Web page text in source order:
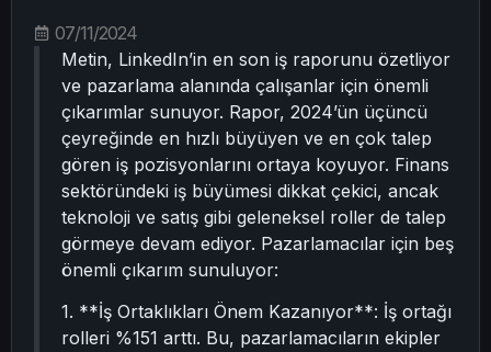
07/11/2024
Metin, LinkedIn’in en son iş raporunu özetliyor
ve pazarlama alanında çalışanlar için önemli
çıkarımlar sunuyor. Rapor, 2024’ün üçüncü
çeyreğinde en hızlı büyüyen ve en çok talep
gören iş pozisyonlarını ortaya koyuyor. Finans
sektöründeki iş büyümesi dikkat çekici, ancak
teknoloji ve satış gibi geleneksel roller de talep
görmeye devam ediyor. Pazarlamacılar için beş
önemli çıkarım sunuluyor:
1. **İş Ortaklıkları Önem Kazanıyor**: İş ortağı
rolleri %151 arttı. Bu, pazarlamacıların ekipler